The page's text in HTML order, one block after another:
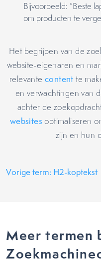
Bijvoorbeeld: “Beste
om producten te
Het begrijpen van de
website-eigenaren en
relevante content te
en verwachtingen van
achter de
websites optimaliseren
zijn en hun
Vorige term: H2-koptekst
Meer termen